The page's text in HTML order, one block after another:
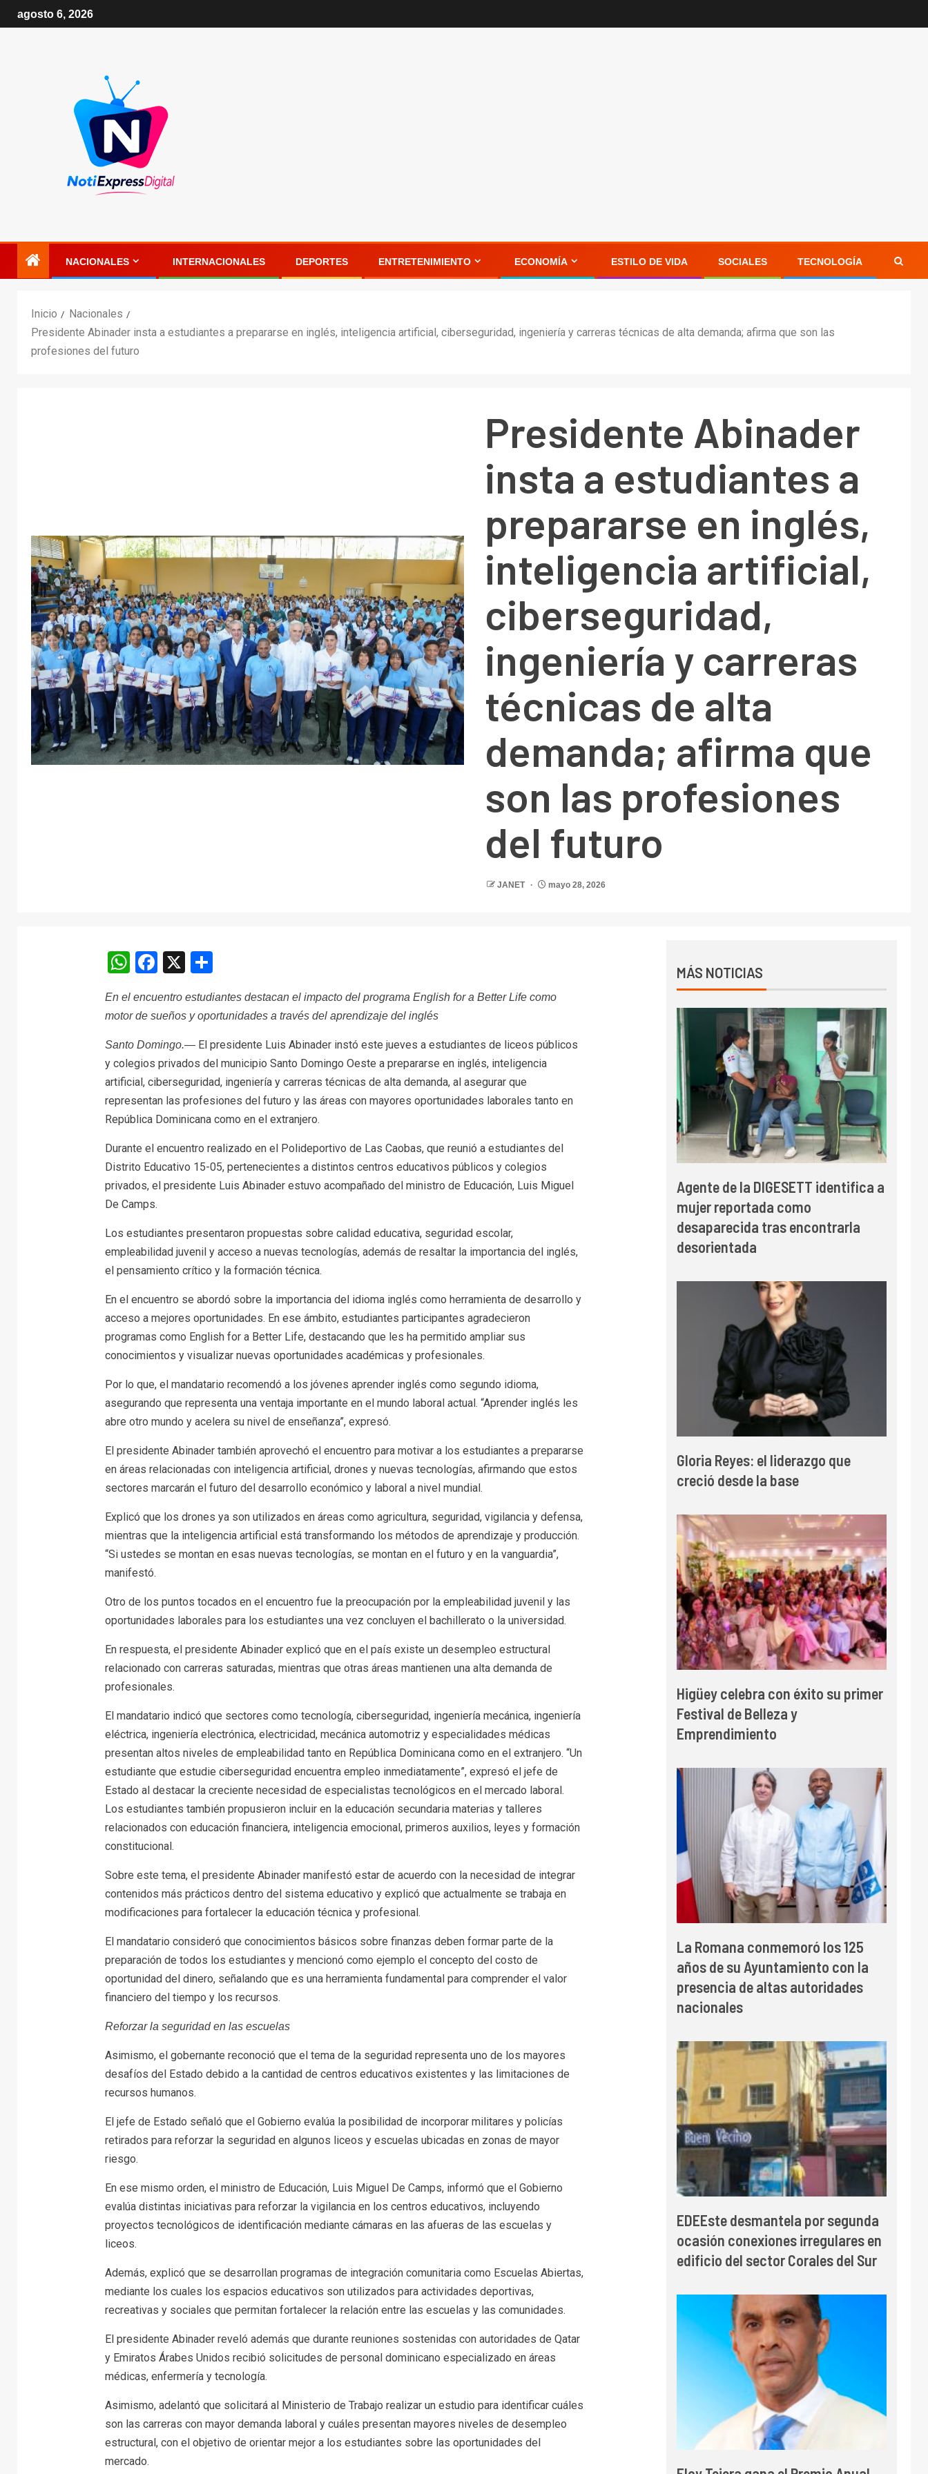
agosto 6, 2026
NACIONALES INTERNACIONALES DEPORTES ENTRETENIMIENTO ECONOMÍA ESTILO DE VIDA SOCIALES TECNOLOGÍA
Inicio
Nacionales
Presidente Abinader insta a estudiantes a prepararse en inglés, inteligencia artificial, ciberseguridad, ingeniería y carreras técnicas de alta demanda; afirma que son las
profesiones del futuro
Presidente Abinader
insta a estudiantes a
prepararse en inglés,
inteligencia artificial,
ciberseguridad,
ingeniería y carreras
técnicas de alta
demanda; afirma que
son las profesiones
del futuro
JANET mayo 28, 2026
WhatsApp
Facebook
X Compartir
En el encuentro estudiantes destacan el impacto del programa English for a Better Life como
motor de sueños y oportunidades a través del aprendizaje del inglés
Santo Domingo.—El presidente Luis Abinader instó este jueves a estudiantes de liceos públicos
y colegios privados del municipio Santo Domingo Oeste a prepararse en inglés, inteligencia
artificial, ciberseguridad, ingeniería y carreras técnicas de alta demanda, al asegurar que
representan las profesiones del futuro y las áreas con mayores oportunidades laborales tanto en
República Dominicana como en el extranjero.
Durante el encuentro realizado en el Polideportivo de Las Caobas, que reunió a estudiantes del
Distrito Educativo 15-05, pertenecientes a distintos centros educativos públicos y colegios
privados, el presidente Luis Abinader estuvo acompañado del ministro de Educación, Luis Miguel
De Camps.
Los estudiantes presentaron propuestas sobre calidad educativa, seguridad escolar,
empleabilidad juvenil y acceso a nuevas tecnologías, además de resaltar la importancia del inglés,
el pensamiento crítico y la formación técnica.
En el encuentro se abordó sobre la importancia del idioma inglés como herramienta de desarrollo y
acceso a mejores oportunidades. En ese ámbito, estudiantes participantes agradecieron
programas como English for a Better Life, destacando que les ha permitido ampliar sus
conocimientos y visualizar nuevas oportunidades académicas y profesionales.
Por lo que, el mandatario recomendó a los jóvenes aprender inglés como segundo idioma,
asegurando que representa una ventaja importante en el mundo laboral actual. “Aprender inglés les
abre otro mundo y acelera su nivel de enseñanza”, expresó.
El presidente Abinader también aprovechó el encuentro para motivar a los estudiantes a prepararse
en áreas relacionadas con inteligencia artificial, drones y nuevas tecnologías, afirmando que estos
sectores marcarán el futuro del desarrollo económico y laboral a nivel mundial.
Explicó que los drones ya son utilizados en áreas como agricultura, seguridad, vigilancia y defensa,
mientras que la inteligencia artificial está transformando los métodos de aprendizaje y producción.
“Si ustedes se montan en esas nuevas tecnologías, se montan en el futuro y en la vanguardia”,
manifestó.
Otro de los puntos tocados en el encuentro fue la preocupación por la empleabilidad juvenil y las
oportunidades laborales para los estudiantes una vez concluyen el bachillerato o la universidad.
En respuesta, el presidente Abinader explicó que en el país existe un desempleo estructural
relacionado con carreras saturadas, mientras que otras áreas mantienen una alta demanda de
profesionales.
El mandatario indicó que sectores como tecnología, ciberseguridad, ingeniería mecánica, ingeniería
eléctrica, ingeniería electrónica, electricidad, mecánica automotriz y especialidades médicas
presentan altos niveles de empleabilidad tanto en República Dominicana como en el extranjero. “Un
estudiante que estudie ciberseguridad encuentra empleo inmediatamente”, expresó el jefe de
Estado al destacar la creciente necesidad de especialistas tecnológicos en el mercado laboral.
Los estudiantes también propusieron incluir en la educación secundaria materias y talleres
relacionados con educación financiera, inteligencia emocional, primeros auxilios, leyes y formación
constitucional.
Sobre este tema, el presidente Abinader manifestó estar de acuerdo con la necesidad de integrar
contenidos más prácticos dentro del sistema educativo y explicó que actualmente se trabaja en
modificaciones para fortalecer la educación técnica y profesional.
El mandatario consideró que conocimientos básicos sobre finanzas deben formar parte de la
preparación de todos los estudiantes y mencionó como ejemplo el concepto del costo de
oportunidad del dinero, señalando que es una herramienta fundamental para comprender el valor
financiero del tiempo y los recursos.
Reforzar la seguridad en las escuelas
Asimismo, el gobernante reconoció que el tema de la seguridad representa uno de los mayores
desafíos del Estado debido a la cantidad de centros educativos existentes y las limitaciones de
recursos humanos.
El jefe de Estado señaló que el Gobierno evalúa la posibilidad de incorporar militares y policías
retirados para reforzar la seguridad en algunos liceos y escuelas ubicadas en zonas de mayor
riesgo.
En ese mismo orden, el ministro de Educación, Luis Miguel De Camps, informó que el Gobierno
evalúa distintas iniciativas para reforzar la vigilancia en los centros educativos, incluyendo
proyectos tecnológicos de identificación mediante cámaras en las afueras de las escuelas y
liceos.
Además, explicó que se desarrollan programas de integración comunitaria como Escuelas Abiertas,
mediante los cuales los espacios educativos son utilizados para actividades deportivas,
recreativas y sociales que permitan fortalecer la relación entre las escuelas y las comunidades.
El presidente Abinader reveló además que durante reuniones sostenidas con autoridades de Qatar
y Emiratos Árabes Unidos recibió solicitudes de personal dominicano especializado en áreas
médicas, enfermería y tecnología.
Asimismo, adelantó que solicitará al Ministerio de Trabajo realizar un estudio para identificar cuáles
son las carreras con mayor demanda laboral y cuáles presentan mayores niveles de desempleo
estructural, con el objetivo de orientar mejor a los estudiantes sobre las oportunidades del
mercado.
MÁS NOTICIAS
Agente de la DIGESETT identifica a
mujer reportada como
desaparecida tras encontrarla
desorientada
Gloria Reyes: el liderazgo que
creció desde la base
Higüey celebra con éxito su primer
Festival de Belleza y
Emprendimiento
La Romana conmemoró los 125
años de su Ayuntamiento con la
presencia de altas autoridades
nacionales
EDEEste desmantela por segunda
ocasión conexiones irregulares en
edificio del sector Corales del Sur